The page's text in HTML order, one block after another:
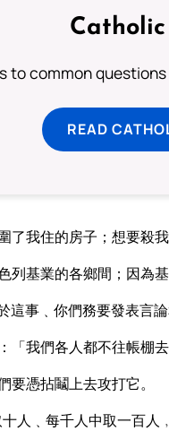
Catholic
to common
READ
我住的房子；想要殺
基業的各鄉間；因為
事﹑你們務要發表言論
我們各人都不往帳棚去
憑拈鬮上去攻打它。
人﹑每千人中取一百